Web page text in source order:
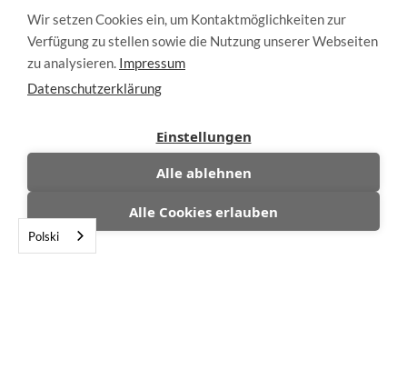
Prasa
Aktualności
Handlowiec
Zarezerwuj demo
Blog
Polski
Wir setzen Cookies ein, um Kontaktmöglichkeiten zur
Verfügung zu stellen sowie die Nutzung unserer Webseiten
zu analysieren. Impressum
Datenschutzerklärung
Einstellungen
Alle ablehnen
Alle Cookies erlauben